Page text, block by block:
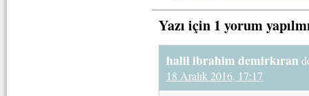
Yazı için 1 yorum
halil ibrahim demirkıran
18 Aralık 2016, 17:17